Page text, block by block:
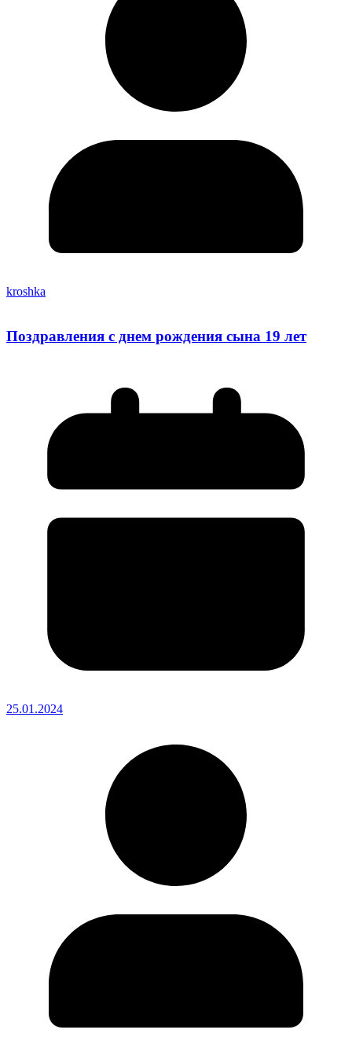
kroshka
Поздравления с днем рождения сына 19 лет
25.01.2024